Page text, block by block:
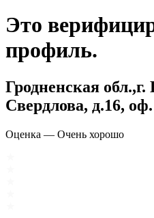
Это
профиль.
Гродненская обл.,г.
Свердлова, д.16,
Оценка — Очень хорошо